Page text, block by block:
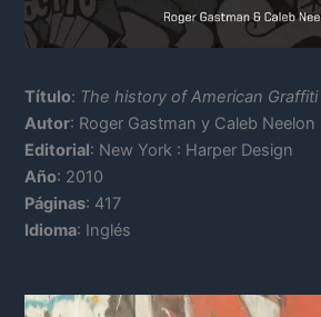
Título: The history of American Graffiti
Autor: Roger Gastman y Caleb Neelon
Editorial: New York : Harper Design
Año: 2010
Páginas: 417
Idioma: Inglés